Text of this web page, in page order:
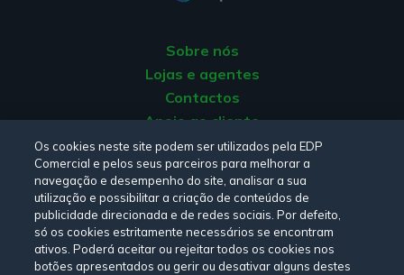
Sobre nós
Lojas e agentes
Contactos
Apoio ao cliente
Origem da energia
Livro de reclamações
Consulte a nossa Política de privacidade, Política de cookies
Termos e CondiçõeseDeclaração de Acessibilidade.
Os cookies neste site podem ser utilizados pela EDP
Comercial e pelos seus parceiros para melhorar a
navegação e desempenho do site, analisar a sua
utilização e possibilitar a criação de conteúdos de
publicidade direcionada e de redes sociais. Por defeito,
só os cookies estritamente necessários se encontram
ativos. Poderá aceitar ou rejeitar todos os cookies nos
botões apresentados ou gerir ou desativar alguns destes